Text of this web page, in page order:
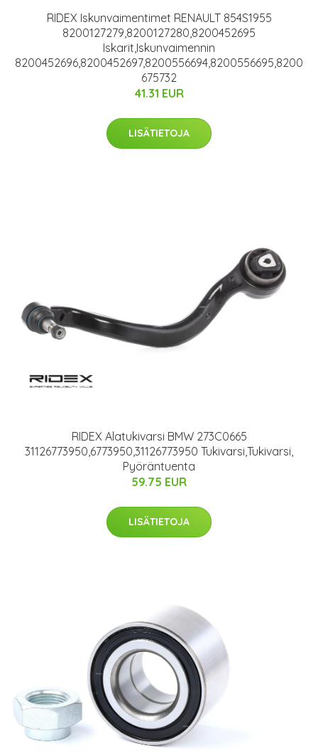
RIDEX Iskunvaimentimet RENAULT 854S1955
8200127279,8200127280,8200452695
Iskarit,Iskunvaimennin
8200452696,8200452697,8200556694,8200556695,8200
675732
41.31 EUR
LISÄTIETOJA
RIDEX Alatukivarsi BMW 273C0665
31126773950,6773950,31126773950 Tukivarsi,Tukivarsi,
Pyöräntuenta
59.75 EUR
LISÄTIETOJA